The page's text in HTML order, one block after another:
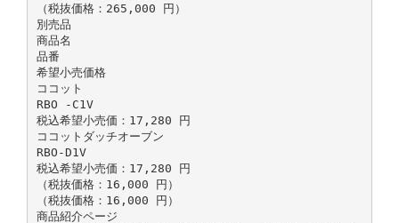
（税抜価格：265,000 円）
別売品
商品名
品番
希望小売価格
ココット
RBO -C1V
税込希望小売価：17,280 円
ココットダッチオーブン
RBO-D1V
税込希望小売価：17,280 円
（税抜価格：16,000 円）
（税抜価格：16,000 円）
商品紹介ページ